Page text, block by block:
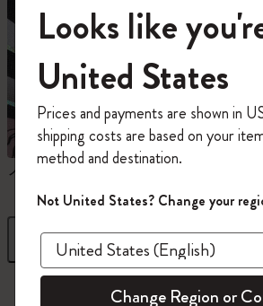
ノートブック
フィルター 並び
845 プロダクツ
モレスキンの世界へよ
「WELCOME10」を入力す
文が10%オフ＋送料無料にな
ール・アウトレット品は
Moleskineアカウントを作成
ァーや会員特典、さらに多
レーションを手に入れま
今すぐ会員登
Looks like
United States
Prices and payments are shown in
shipping costs are based on your
method and destination.
Not United States? Change your
Change Region or